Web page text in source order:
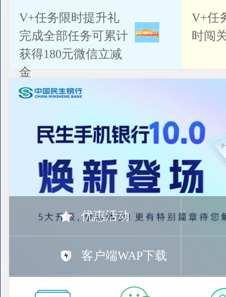
V+任务限时提升礼
完成全部任务可累计
获得180元微信立减
金
V+任
时闯
优惠活动
客户端WAP下载